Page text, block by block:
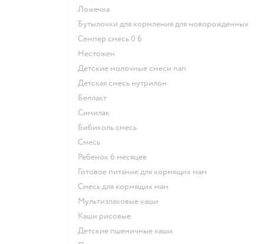
ложечка
бутылочки для кормления для новорожденных
семпер смесь 0 6
нестожен
Детские молочные смеси nan
детская смесь нутрилон
беллакт
симилак
бибиколь смесь
смесь
ребенок 6 месяцев
готовое питание для кормящих мам
смесь для кормящих мам
Мультизлаковые каши
Каши рисовые
Детские пшеничные каши